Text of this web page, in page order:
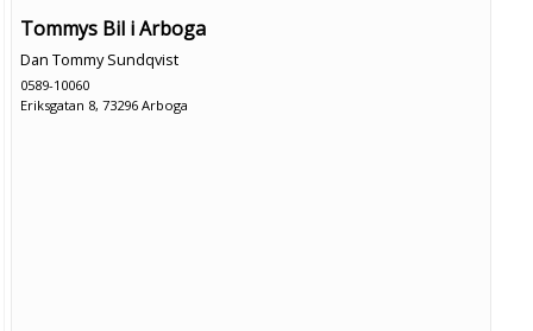
Tommys Bil i Arboga
Dan Tommy Sundqvist
0589-10060
Eriksgatan 8, 73296 Arboga